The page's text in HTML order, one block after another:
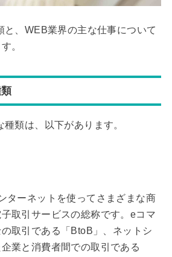
と、WEB業界の主な仕事について
。
類は、以下があります。
ターネットを使ってさまざまな商
取引サービスの総称です。eコマ
取引である「BtoB」、ネットシ
業と消費者間での取引である